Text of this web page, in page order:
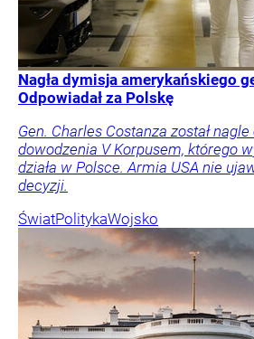
Nagła dymisja amerykańskiego
Odpowiadał za Polskę
Gen. Charles Costanza został nagle
dowodzenia V Korpusem, którego
działa w Polsce. Armia USA nie
decyzji.
ŚwiatPolitykaWojsko